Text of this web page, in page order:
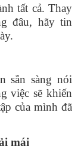
tất cả. Thay
đâu, hãy tin
sẵn sàng nói
việc sẽ khiến
của mình đã
mái